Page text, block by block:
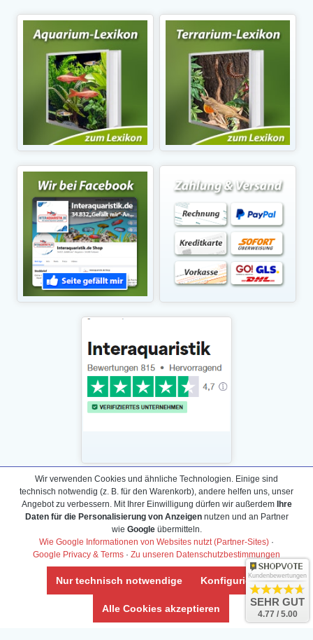
Daten­schutz­erklärung
Widerrufs­recht /Widerrufs­formular
AGB & Info
Impressum
Umwelt und Entsorgung
Vertrag widerrufen
Wir verwenden Cookies und ähnliche Technologien. Einige sind
technisch notwendig (z. B. für den Warenkorb), andere helfen uns, unser
Angebot zu verbessern. Mit Ihrer Einwilligung dürfen wir außerdem Ihre
Daten für die Personalisierung von Anzeigennutzen und an Partner
wie Googleübermitteln.
Wie Google Informationen von Websites nutzt (Partner-Sites) ·
Google Privacy & Terms · Zu unseren Datenschutzbestimmungen
Nur technisch notwendige Konfigurieren
Alle Cookies akzeptieren
Kundenbewertungen
SEHR GUT
4.77 / 5.00